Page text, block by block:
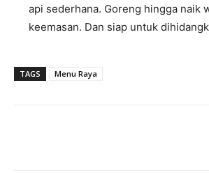
api sederhana. Goreng hingga naik
keemasan. Dan siap untuk
TAGS Menu Raya